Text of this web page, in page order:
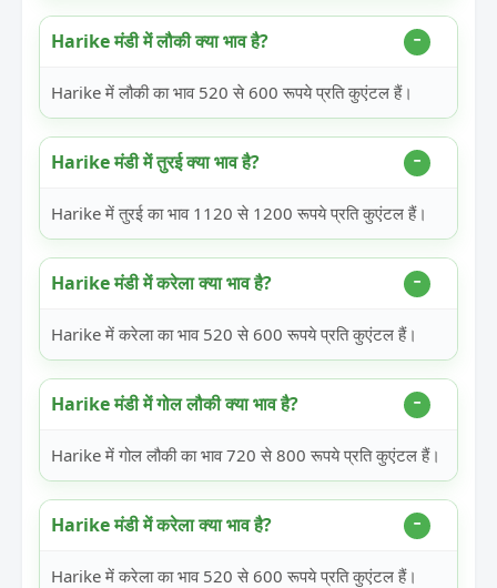
Harike मंडी में लौकी क्या भाव है?
Harike में लौकी का भाव 520 से 600 रूपये प्रति कुएंटल हैं।
Harike मंडी में तुरई क्या भाव है?
Harike में तुरई का भाव 1120 से 1200 रूपये प्रति कुएंटल हैं।
Harike मंडी में करेला क्या भाव है?
Harike में करेला का भाव 520 से 600 रूपये प्रति कुएंटल हैं।
Harike मंडी में गोल लौकी क्या भाव है?
Harike में गोल लौकी का भाव 720 से 800 रूपये प्रति कुएंटल हैं।
Harike मंडी में करेला क्या भाव है?
Harike में करेला का भाव 520 से 600 रूपये प्रति कुएंटल हैं।